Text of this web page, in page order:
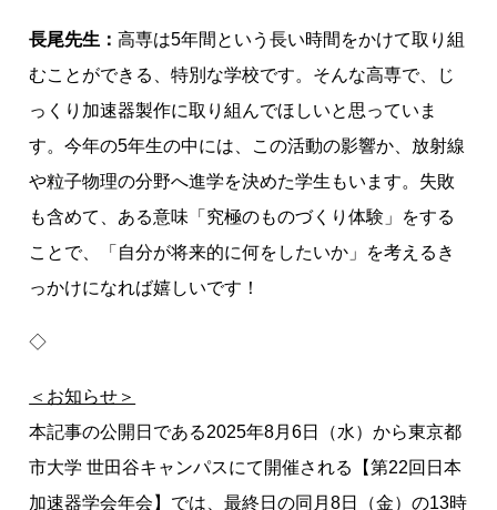
長尾先生：高専は5年間という長い時間をかけて取り組
むことができる、特別な学校です。そんな高専で、じ
っくり加速器製作に取り組んでほしいと思っていま
す。今年の5年生の中には、この活動の影響か、放射線
や粒子物理の分野へ進学を決めた学生もいます。失敗
も含めて、ある意味「究極のものづくり体験」をする
ことで、「自分が将来的に何をしたいか」を考えるき
っかけになれば嬉しいです！
◇
＜お知らせ＞
本記事の公開日である2025年8月6日（水）から東京都
市大学 世田谷キャンパスにて開催される【第22回日本
加速器学会年会】では、最終日の同月8日（金）の13時